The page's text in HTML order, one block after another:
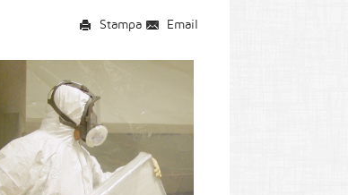
Email
Stampa